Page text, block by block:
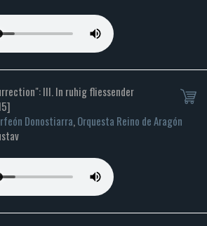
III. In ruhig fliessender
Donostiarra,Orquesta Reino de Aragón